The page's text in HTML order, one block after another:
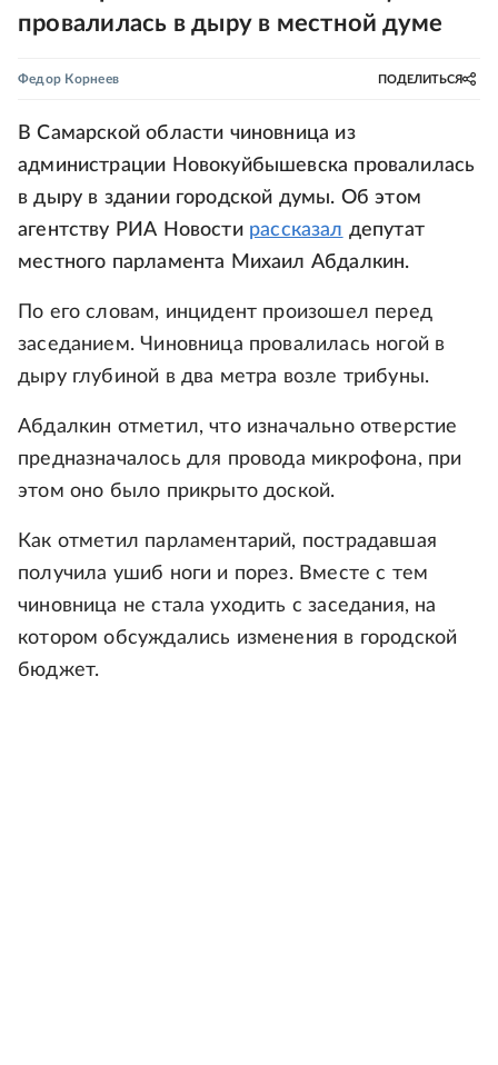
провалилась в дыру в местной думе
Федор Корнеев ПОДЕЛИТЬСЯ
В Самарской области чиновница из
администрации Новокуйбышевска провалилась
в дыру в здании городской думы. Об этом
агентству РИА Новости рассказал депутат
местного парламента Михаил Абдалкин.
По его словам, инцидент произошел перед
заседанием. Чиновница провалилась ногой в
дыру глубиной в два метра возле трибуны.
Абдалкин отметил, что изначально отверстие
предназначалось для провода микрофона, при
этом оно было прикрыто доской.
Как отметил парламентарий, пострадавшая
получила ушиб ноги и порез. Вместе с тем
чиновница не стала уходить с заседания, на
котором обсуждались изменения в городской
бюджет.